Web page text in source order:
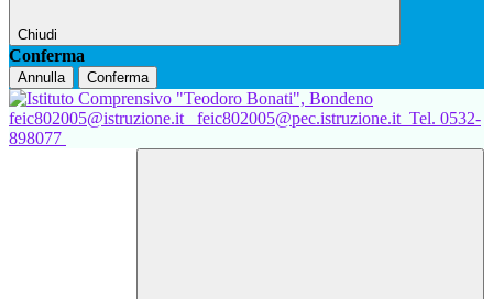
Chiudi
Conferma
Annulla Conferma
feic802005@istruzione.it feic802005@pec.istruzione.it Tel. 0532-
898077